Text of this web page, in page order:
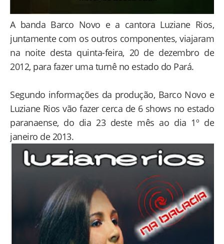
A banda Barco Novo e a cantora Luziane Rios,
juntamente com os outros componentes, viajaram
na noite desta quinta-feira, 20 de dezembro de
2012, para fazer uma turnê no estado do Pará.
Segundo informações da produção, Barco Novo e
Luziane Rios vão fazer cerca de 6 shows no estado
paranaense, do dia 23 deste mês ao dia 1º de
janeiro de 2013.